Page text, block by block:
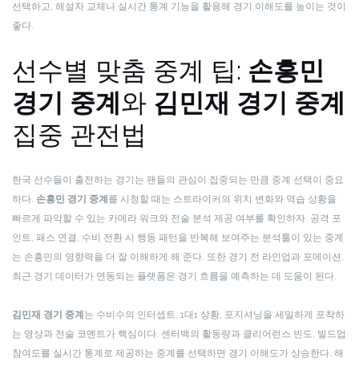
선택하고, 해설자 교체나 실시간 통계 기능을 활용해 경기 이해도를 높이는 것이
좋다.
선수별 맞춤 중계 팁: 손흥민
경기 중계와 김민재 경기 중계
집중 관전법
한국 선수들이 출전하는 경기는 팬들의 관심이 집중되는 만큼 중계 선택이 중요
하다. 손흥민 경기 중계 를 시청할 때는 스트라이커의 위치 변화와 역습 상황을
빠르게 파악할 수 있는 카메라 워크와 전술 분석 제공 여부를 확인하자. 공격 포
인트, 패스 연결, 수비 전환 시 행동 패턴을 반복해 보여주는 분석툴이 있는 중계
는 손흥민의 영향력을 더 잘 이해하게 해 준다. 또한 경기 전 라인업과 포메이션,
최근 경기 데이터가 연동되는 플랫폼은 경기 흐름을 예측하는 데 도움이 된다.
김민재 경기 중계 는 수비수의 인터셉트, 1대1 상황, 포지셔닝을 세밀하게 포착하
는 영상과 전술 코멘트가 핵심이다. 센터백의 활동량과 클리어런스 빈도, 빌드업
참여도를 실시간 통계로 제공하는 중계를 선택하면 경기 이해도가 상승한다. 해